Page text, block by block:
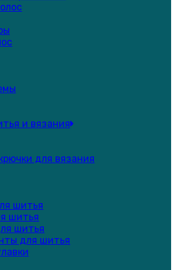
и вязания
для вязания
шитья
шитья
шитья
для шитья